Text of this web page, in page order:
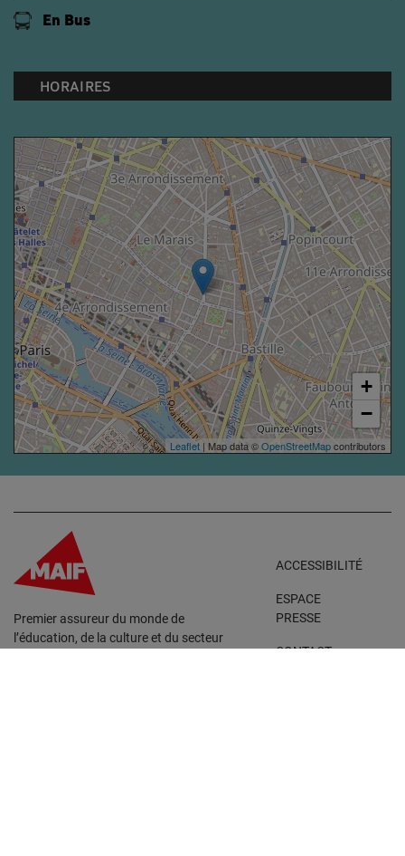
En Bus
HORAIRES
+
−
Leaflet| Map data ©OpenStreetMapcontributors
Premier assureur du monde de
l’éducation, de la culture et du secteur
ACCESSIBILITÉ
ESPACE
PRESSE
CONTACT